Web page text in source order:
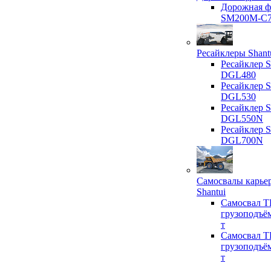
Дорожная
SM200M-
Ресайклеры
Ресайклер
DGL480
Ресайклер
DGL530
Ресайклер
DGL550N
Ресайклер
DGL700N
Самосвалы
Shantui
Самосвал
т
Самосвал
т